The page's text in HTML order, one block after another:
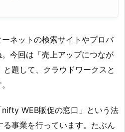
ネットの検索サイトやプロバ
今回は「売上アップにつなが
題して、クラウドワークスと
WEB販促の窓口」という法
る事業を行っています。たぶん